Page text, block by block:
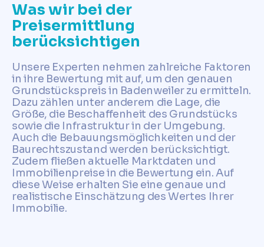
Was wir bei der
Preisermittlung
berücksichtigen
Unsere Experten nehmen zahlreiche Faktoren
in ihre Bewertung mit auf, um den genauen
Grundstückspreis in Badenweiler zu ermitteln.
Dazu zählen unter anderem die Lage, die
Größe, die Beschaffenheit des Grundstücks
sowie die Infrastruktur in der Umgebung.
Auch die Bebauungsmöglichkeiten und der
Baurechtszustand werden berücksichtigt.
Zudem fließen aktuelle Marktdaten und
Immobilienpreise in die Bewertung ein. Auf
diese Weise erhalten Sie eine genaue und
realistische Einschätzung des Wertes Ihrer
Immobilie.